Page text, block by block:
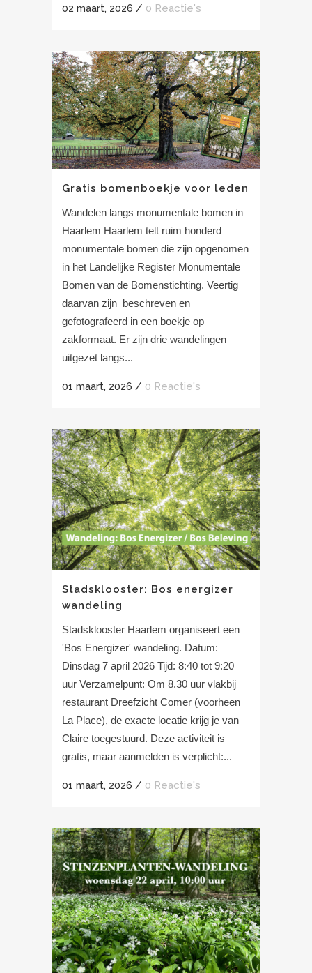
02 maart, 2026 / 0 Reactie's
Gratis bomenboekje voor leden
Wandelen langs monumentale bomen in
Haarlem Haarlem telt ruim honderd
monumentale bomen die zijn opgenomen
in het Landelijke Register Monumentale
Bomen van de Bomenstichting. Veertig
daarvan zijn beschreven en
gefotografeerd in een boekje op
zakformaat. Er zijn drie wandelingen
uitgezet langs...
01 maart, 2026 / 0 Reactie's
Stadsklooster: Bos energizer
wandeling
Stadsklooster Haarlem organiseert een
'Bos Energizer' wandeling. Datum:
Dinsdag 7 april 2026 Tijd: 8:40 tot 9:20
uur Verzamelpunt: Om 8.30 uur vlakbij
restaurant Dreefzicht Comer (voorheen
La Place), de exacte locatie krijg je van
Claire toegestuurd. Deze activiteit is
gratis, maar aanmelden is verplicht:...
01 maart, 2026 / 0 Reactie's